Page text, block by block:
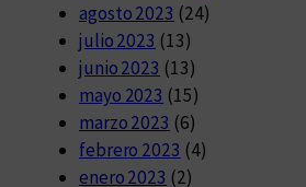
agosto 2023 (24)
julio 2023 (13)
junio 2023 (13)
mayo 2023 (15)
marzo 2023 (6)
febrero 2023 (4)
enero 2023 (2)